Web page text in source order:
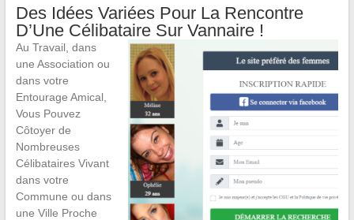
Des Idées Variées Pour La Rencontre
D’Une Célibataire Sur Vannaire !
Au Travail, dans
une Association ou
dans votre
Entourage Amical,
Vous Pouvez
Côtoyer de
Nombreuses
Célibataires Vivant
dans votre
Commune ou dans
une Ville Proche